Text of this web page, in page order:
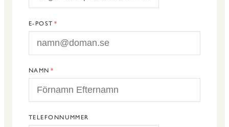
E-POST
NAMN
TELEFONNUMMER